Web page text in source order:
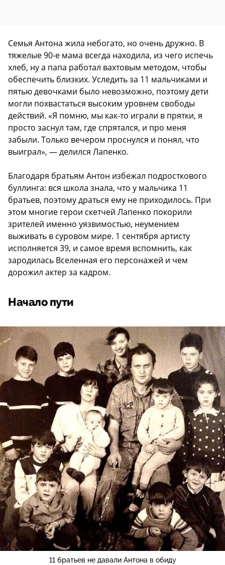
Семья Антона жила небогато, но очень дружно. В
тяжелые 90-е мама всегда находила, из чего испечь
хлеб, ну а папа работал вахтовым методом, чтобы
обеспечить близких. Уследить за 11 мальчиками и
пятью девочками было невозможно, поэтому дети
могли похвастаться высоким уровнем свободы
действий. «Я помню, мы как-то играли в прятки, я
просто заснул там, где спрятался, и про меня
забыли. Только вечером проснулся и понял, что
выиграл», — делился Лапенко.
Благодаря братьям Антон избежал подросткового
буллинга: вся школа знала, что у мальчика 11
братьев, поэтому драться ему не приходилось. При
этом многие герои скетчей Лапенко покорили
зрителей именно уязвимостью, неумением
выживать в суровом мире. 1 сентября артисту
исполняется 39, и самое время вспомнить, как
зародилась Вселенная его персонажей и чем
дорожил актер за кадром.
Начало пути
11 братьев не давали Антона в обиду